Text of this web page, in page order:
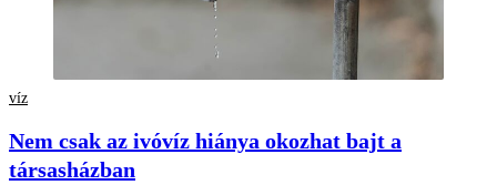
víz
Nem csak az ivóvíz hiánya okozhat bajt a
társasházban